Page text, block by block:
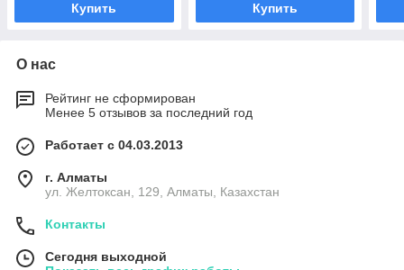
Купить Купить
О нас
Рейтинг не сформирован
Менее 5 отзывов за последний год
Работает с 04.03.2013
г. Алматы
ул. Желтоксан, 129, Алматы, Казахстан
Контакты
Сегодня выходной